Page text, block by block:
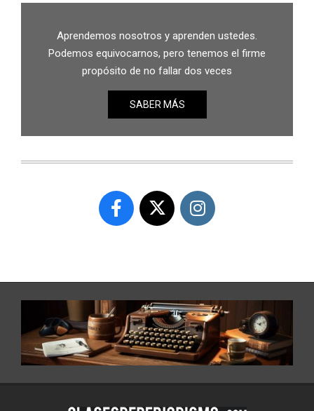
Aprendemos nosotros y aprenden ustedes.
Podemos equivocarnos, pero tenemos el firme
propósito de no fallar dos veces
SABER MÁS